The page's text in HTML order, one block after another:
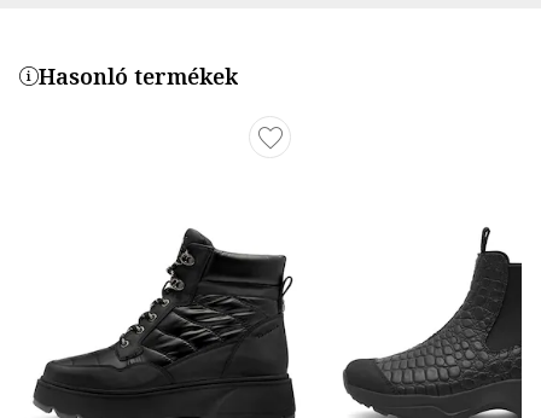
Hasonló termékek